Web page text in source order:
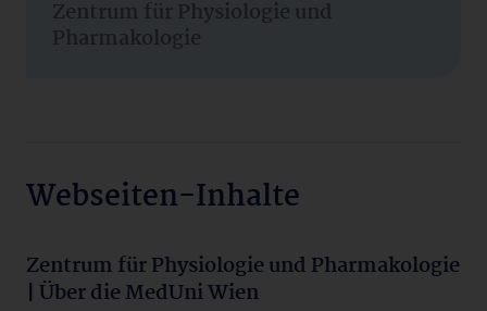
Zentrum für Physiologie und
Pharmakologie
Webseiten-Inhalte
Zentrum für Physiologie und Pharmakologie
| Über die MedUni Wien